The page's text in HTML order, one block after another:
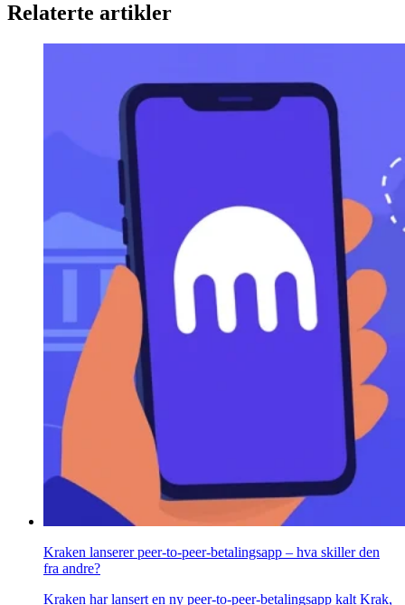
Relaterte artikler
Kraken lanserer peer-to-peer-betalingsapp – hva skiller den
fra andre?
Kraken har lansert en ny peer-to-peer-betalingsapp kalt Krak,